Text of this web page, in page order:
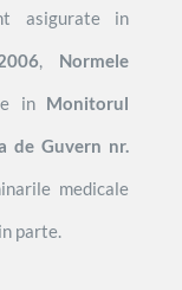
asigurate in
, Normele
in Monitorul
de Guvern nr.
medicale
parte.